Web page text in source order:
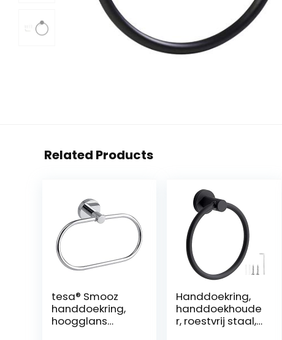
Related Products
tesa® Smooz
handdoekring,
hoogglans
Handdoekring,
handdoekhoude
r, roestvrij staal,